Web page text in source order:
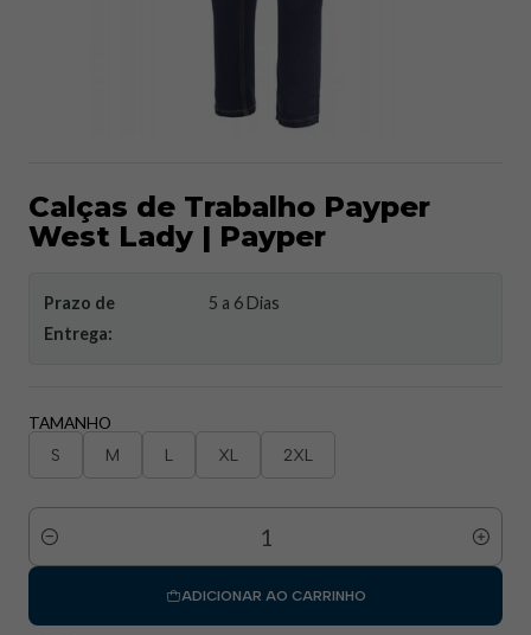
Calças de Trabalho Payper
West Lady | Payper
Prazo de
Entrega:
5 a 6 Dias
TAMANHO
S M L XL 2XL
Quantidade
ADICIONAR AO CARRINHO